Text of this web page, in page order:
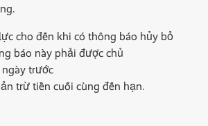
cho đến khi có thông báo hủy bỏ
báo này phải được chủ
trước
trừ tiền cuối cùng đến hạn.